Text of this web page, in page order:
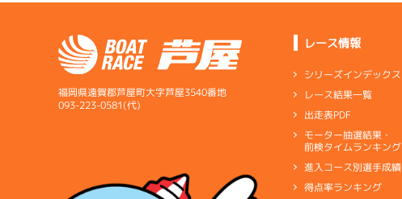
福岡県遠賀郡芦屋町大字芦屋3540番地
093-223-0581(代)
レース情報
シリーズインデックス
レース結果一覧
出走表PDF
モーター抽選結果・
前検タイムランキング
進入コース別選手成績
得点率ランキング